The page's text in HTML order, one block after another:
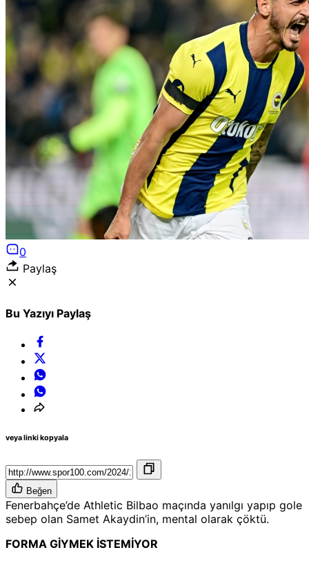
0
Paylaş
Bu Yazıyı Paylaş
veya linki kopyala
Beğen
Fenerbahçe’de Athletic Bilbao maçında yanılgı yapıp gole
sebep olan Samet Akaydin’in, mental olarak çöktü.
FORMA GİYMEK İSTEMİYOR